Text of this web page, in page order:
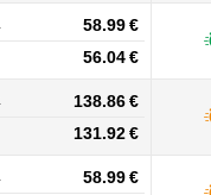
58.99 €
56.04 €
138.86 €
131.92 €
58.99 €